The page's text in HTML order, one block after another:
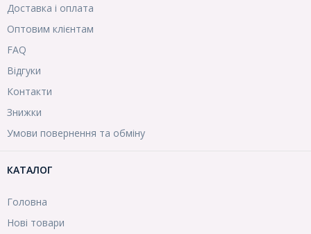
Доставка і оплата
Оптовим клієнтам
FAQ
Відгуки
Контакти
Знижки
Умови повернення та обміну
КАТАЛОГ
Головна
Нові товари